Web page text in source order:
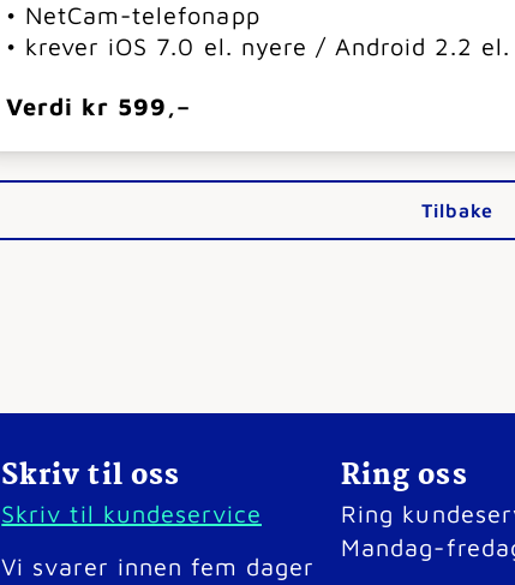
• NetCam-telefonapp
• krever iOS 7.0 el. nyere / Android 2.2 el.
Verdi kr 599,–
Tilbake
Skriv til oss
Skriv til kundeservice
Vi svarer innen fem dager
Ring oss
Ring
Mandag-